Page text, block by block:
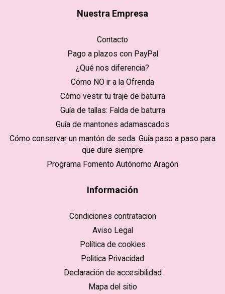
Nuestra Empresa
Contacto
Pago a plazos con PayPal
¿Qué nos diferencia?
Cómo NO ir a la Ofrenda
Cómo vestir tu traje de baturra
Guía de tallas: Falda de baturra
Guía de mantones adamascados
Cómo conservar un mantón de seda: Guía paso a paso para
que dure siempre
Programa Fomento Autónomo Aragón
Información
Condiciones contratacion
Aviso Legal
Política de cookies
Politica Privacidad
Declaración de accesibilidad
Mapa del sitio